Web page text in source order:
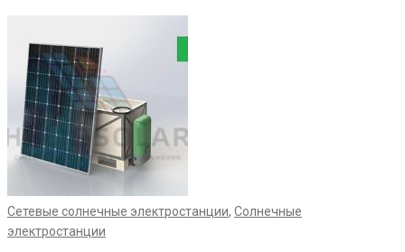
Сетевые солнечные электростанции, Солнечные
электростанции